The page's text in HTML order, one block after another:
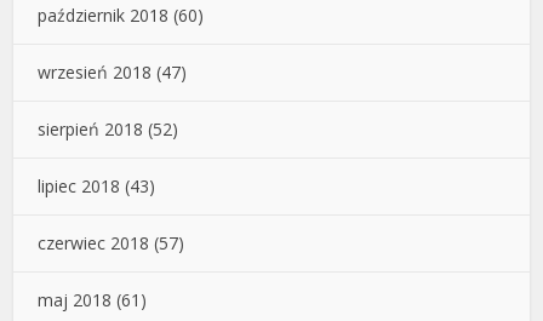
październik 2018 (60)
wrzesień 2018 (47)
sierpień 2018 (52)
lipiec 2018 (43)
czerwiec 2018 (57)
maj 2018 (61)